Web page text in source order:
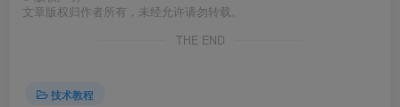
文章版权归作者所有，未经允许请勿转载。
THE END
技术教程